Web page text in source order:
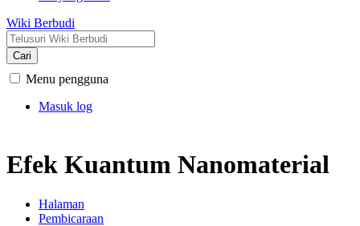
Wiki Berbudi
Cari
Menu pengguna
Masuk log
Efek Kuantum Nanomaterial
Halaman
Pembicaraan